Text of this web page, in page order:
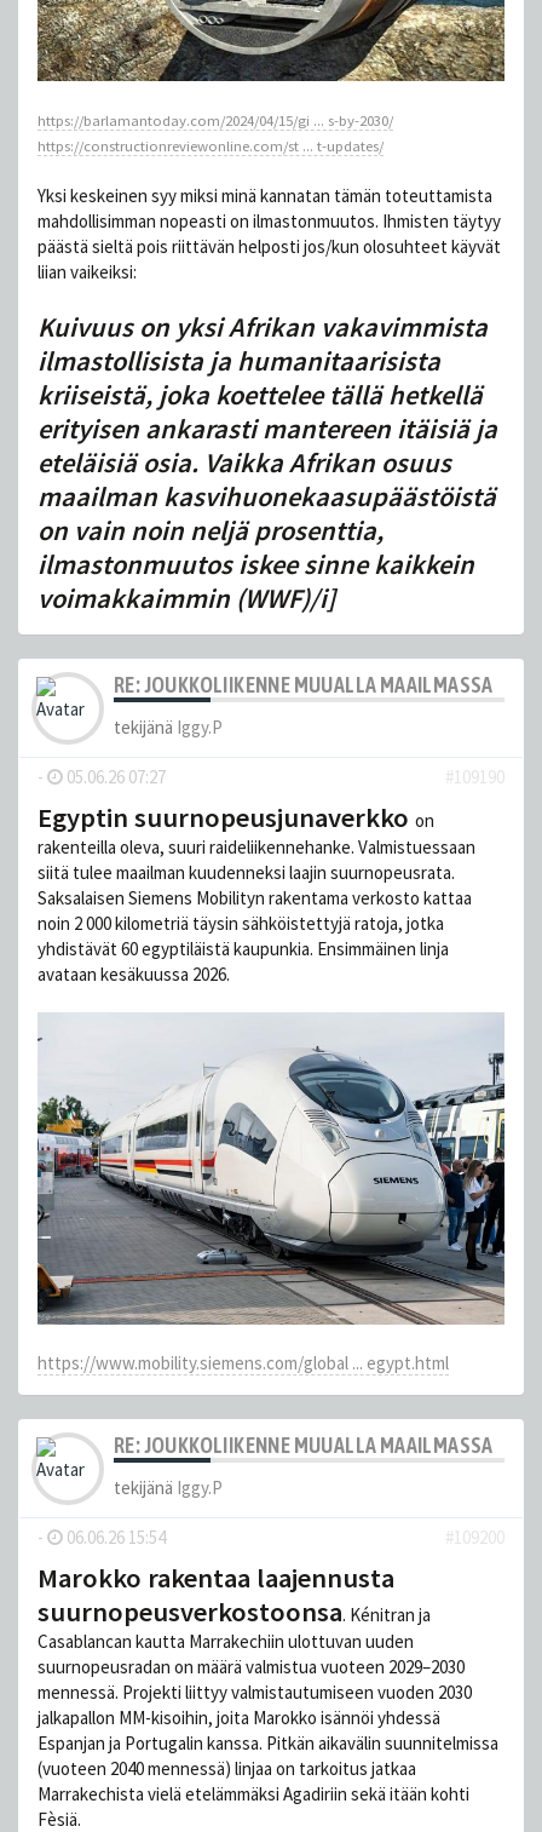
https://barlamantoday.com/2024/04/15/gi ... s-by-2030/
https://constructionreviewonline.com/st ... t-updates/
Yksi keskeinen syy miksi minä kannatan tämän toteuttamista
mahdollisimman nopeasti on ilmastonmuutos. Ihmisten täytyy
päästä sieltä pois riittävän helposti jos/kun olosuhteet käyvät
liian vaikeiksi:
Kuivuus on yksi Afrikan vakavimmista
ilmastollisista ja humanitaarisista
kriiseistä, joka koettelee tällä hetkellä
erityisen ankarasti mantereen itäisiä ja
eteläisiä osia. Vaikka Afrikan osuus
maailman kasvihuonekaasupäästöistä
on vain noin neljä prosenttia,
ilmastonmuutos iskee sinne kaikkein
voimakkaimmin (WWF)/i]
RE: JOUKKOLIIKENNE MUUALLA MAAILMASSA
tekijänä Iggy.P
- 05.06.26 07:27 #109190
Egyptin suurnopeusjunaverkko on
rakenteilla oleva, suuri raideliikennehanke. Valmistuessaan
siitä tulee maailman kuudenneksi laajin suurnopeusrata.
Saksalaisen Siemens Mobilityn rakentama verkosto kattaa
noin 2 000 kilometriä täysin sähköistettyjä ratoja, jotka
yhdistävät 60 egyptiläistä kaupunkia. Ensimmäinen linja
avataan kesäkuussa 2026.
https://www.mobility.siemens.com/global ... egypt.html
RE: JOUKKOLIIKENNE MUUALLA MAAILMASSA
tekijänä Iggy.P
- 06.06.26 15:54 #109200
Marokko rakentaa laajennusta
suurnopeusverkostoonsa. Kénitran ja
Casablancan kautta Marrakechiin ulottuvan uuden
suurnopeusradan on määrä valmistua vuoteen 2029–2030
mennessä. Projekti liittyy valmistautumiseen vuoden 2030
jalkapallon MM-kisoihin, joita Marokko isännöi yhdessä
Espanjan ja Portugalin kanssa. Pitkän aikavälin suunnitelmissa
(vuoteen 2040 mennessä) linjaa on tarkoitus jatkaa
Marrakechista vielä etelämmäksi Agadiriin sekä itään kohti
Fèsiä.